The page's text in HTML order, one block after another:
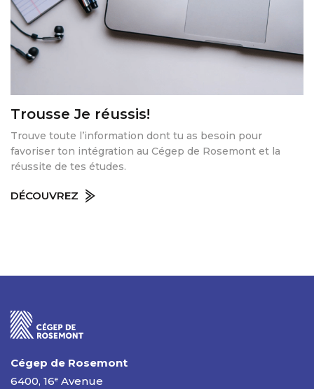
Trousse Je réussis!
Trouve toute l’information dont tu as besoin pour
favoriser ton intégration au Cégep de Rosemont et la
réussite de tes études.
DÉCOUVREZ
Cégep de Rosemont
6400, 16e Avenue